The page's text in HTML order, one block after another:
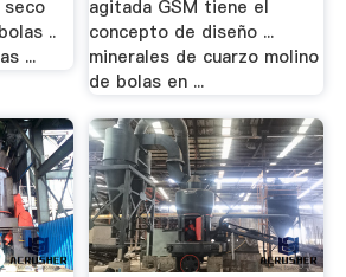
seco
..
...
agitada GSM tiene el
concepto de diseño ...
minerales de cuarzo molino
de bolas en ...